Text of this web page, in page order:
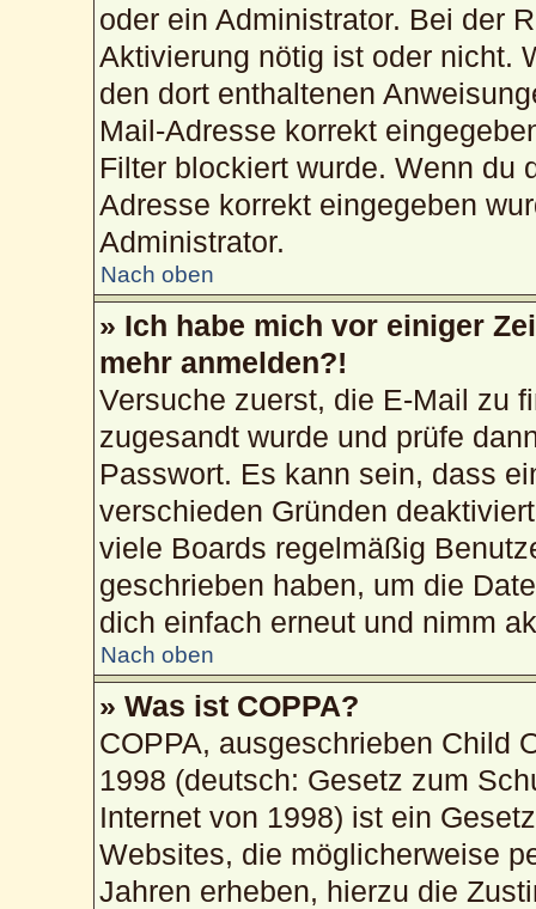
oder ein Administrator. Bei der
Aktivierung nötig ist oder nicht.
den dort enthaltenen
Mail-Adresse korrekt
Filter blockiert wurde. Wenn du
Adresse korrekt eingegeben
Administrator.
Nach oben
» Ich habe mich vor einiger
mehr anmelden?!
Versuche zuerst, die E-Mail zu
zugesandt wurde und prüfe
Passwort. Es kann sein, dass
verschieden Gründen
viele Boards regelmäßig
geschrieben haben, um die
dich einfach erneut und nimm
Nach oben
» Was ist COPPA?
COPPA, ausgeschrieben Child
1998 (deutsch: Gesetz zum
Internet von 1998) ist ein
Websites, die möglicherweise
Jahren erheben, hierzu die